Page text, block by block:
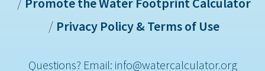
Privacy Policy & Terms of Use
Questions? Email: info@watercalculator.org